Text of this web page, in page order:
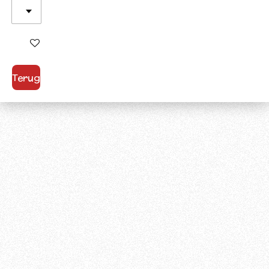
In winkelwagen
Terug